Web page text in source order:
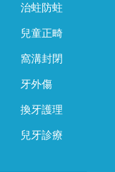
治蛀防蛀
兒童正畸
窩溝封閉
牙外傷
換牙護理
兒牙診療